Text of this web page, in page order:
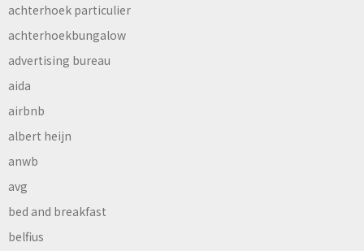
achterhoek particulier
achterhoekbungalow
advertising bureau
aida
airbnb
albert heijn
anwb
avg
bed and breakfast
belfius